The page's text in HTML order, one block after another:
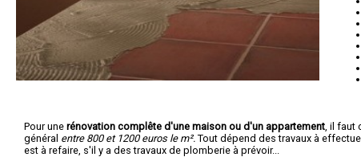
Pour une rénovation complête d'une maison ou d'un appartement , il faut
général entre 800 et 1200 euros le m². Tout dépend des travaux à
est à refaire, s'il y a des travaux de plomberie à prévoir...